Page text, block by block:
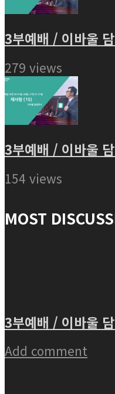
3부예배 / 이바울
279 views
3부예배 / 이바울
154 views
MOST
3부예배 / 이바울
Add comment